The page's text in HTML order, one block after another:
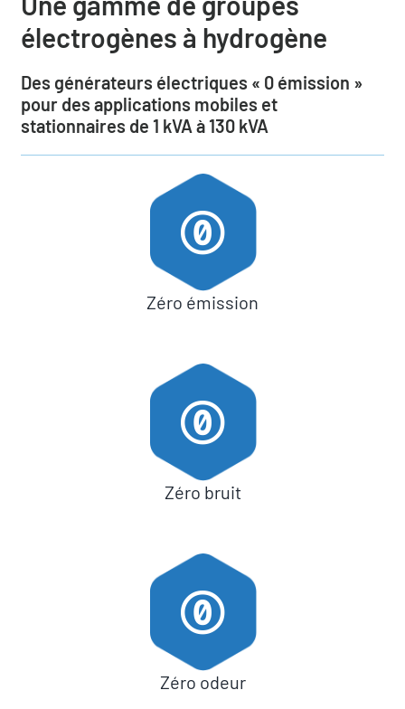
Qui sommes-nous
Demander un devis
électrogènes à hydrogène
Des générateurs électriques « 0 émission »
pour des applications mobiles et
stationnaires de 1 kVA à 130 kVA
Zéro émission
Zéro bruit
Zéro odeur